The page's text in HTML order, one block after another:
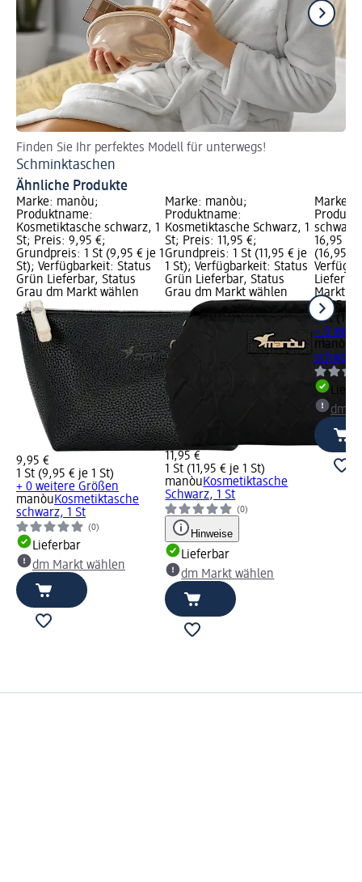
Finden Sie Ihr perfektes Modell für unterwegs!
Schminktaschen
Ähnliche Produkte
Marke: manòu;
Produktname:
Kosmetiktasche schwarz, 1
St; Preis: 9,95 €;
Grundpreis: 1 St (9,95 € je 1
St); Verfügbarkeit: Status
Grün Lieferbar, Status
Grau dm Markt wählen
9,95 €
1 St (9,95 € je 1 St)
+ 0 weitere Größen
manòuKosmetiktasche
schwarz, 1 St
(0)
Lieferbar
dm Markt wählen
Marke: manòu;
Produktname:
Kosmetiktasche Schwarz, 1
St; Preis: 11,95 €;
Grundpreis: 1 St (11,95 € je
1 St); Verfügbarkeit: Status
Grün Lieferbar, Status
Grau dm Markt wählen
11,95 €
1 St (11,95 € je 1 St)
manòuKosmetiktasche
Schwarz, 1 St
(0)
Hinweise
Lieferbar
dm Markt wählen
Marke:
16,95 €;
(16,95 €
Markt
16,95 €
1 St
+ 0
manòu
dm